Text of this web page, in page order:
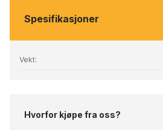
Spesifikasjoner
Vekt:
Hvorfor kjøpe fra oss?